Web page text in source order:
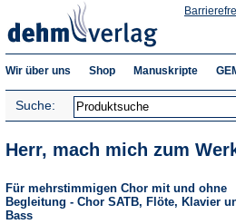
Wir über uns Shop Manuskripte
Suche:
Herr, mach mich zum
Für mehrstimmigen Chor mit und ohne
Begleitung - Chor SATB, Flöte, Klavier
Bass